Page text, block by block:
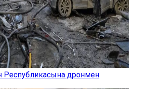
Республикасына дронмен